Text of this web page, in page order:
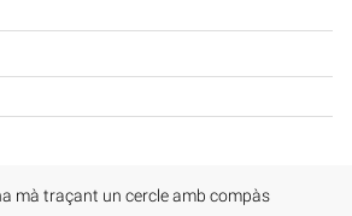
mà traçant un cercle amb compàs